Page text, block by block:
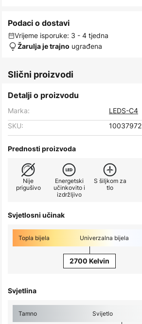
Podaci o dostavi
Vrijeme isporuke: 3 - 4 tjedna
Žarulja je trajno ugrađena
Slični proizvodi
Detalji o proizvodu
Marka:
LEDS-C4
SKU:
10037972
Prednosti proizvoda
Nije
prigušivo
Energetski
učinkovito i
izdržljivo
S šiljkom za
tlo
Svjetlosni učinak
Topla bijela Univerzalna bijela
2700 Kelvin
Svjetlina
Tamno Svijetlo